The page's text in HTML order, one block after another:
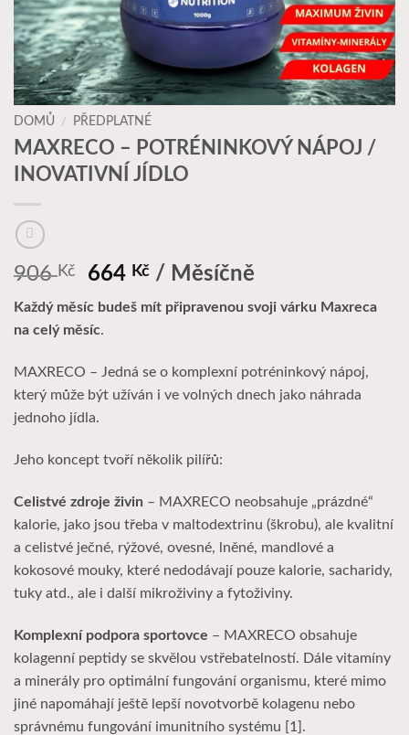
DOMŮ / PŘEDPLATNÉ
MAXRECO – POTRÉNINKOVÝ NÁPOJ /
INOVATIVNÍ JÍDLO
906Kč
Původní
byla:
906 Kč.
664 KčAktuální
je:
/ Měsíčně
Každý měsíc budeš mít připravenou svoji várku Maxreca
na celý měsíc.
MAXRECO – Jedná se o komplexní potréninkový nápoj,
který může být užíván i ve volných dnech jako náhrada
jednoho jídla.
Jeho koncept tvoří několik pilířů:
Celistvé zdroje živin – MAXRECO neobsahuje „prázdné“
kalorie, jako jsou třeba v maltodextrinu (škrobu), ale kvalitní
a celistvé ječné, rýžové, ovesné, lněné, mandlové a
kokosové mouky, které nedodávají pouze kalorie, sacharidy,
tuky atd., ale i další mikroživiny a fytoživiny.
Komplexní podpora sportovce – MAXRECO obsahuje
kolagenní peptidy se skvělou vstřebatelností. Dále vitamíny
a minerály pro optimální fungování organismu, které mimo
jiné napomáhají ještě lepší novotvorbě kolagenu nebo
správnému fungování imunitního systému [1].